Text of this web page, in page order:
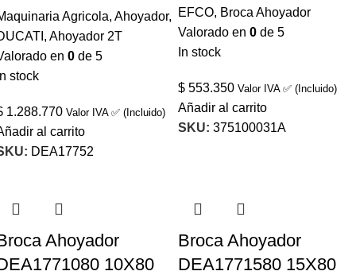
Agricola, Ahoyador,
, Ahoyador 2T
en 0 de 5
stock
1.288.770 Valor IVA ✅ (Incluido)
al carrito
DEA17752
EFCO, Broca Ahoyador
Valorado en 0 de 5
In stock
$ 553.350 Valor IVA ✅ (Incluido)
Añadir al carrito
SKU: 375100031A
Ahoyador
10X80
Broca Ahoyador
DEA1771580 15X80